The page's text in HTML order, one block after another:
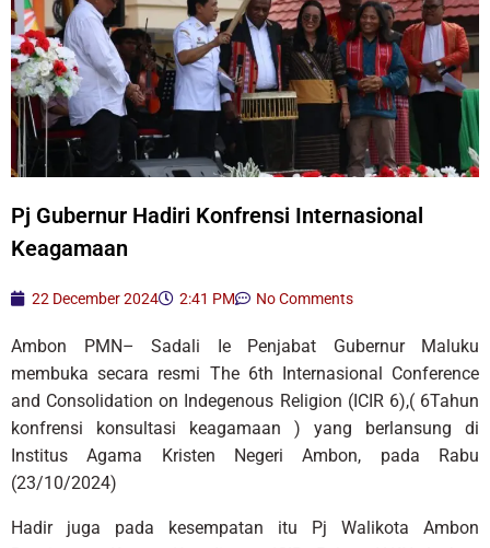
Pj Gubernur Hadiri Konfrensi Internasional
Keagamaan
22 December 2024 2:41 PM No Comments
Ambon PMN– Sadali Ie Penjabat Gubernur Maluku
membuka secara resmi The 6th Internasional Conference
and Consolidation on Indegenous Religion (ICIR 6),( 6Tahun
konfrensi konsultasi keagamaan ) yang berlansung di
Institus Agama Kristen Negeri Ambon, pada Rabu
(23/10/2024)
Hadir juga pada kesempatan itu Pj Walikota Ambon